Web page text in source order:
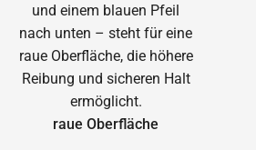
raue Oberfläche